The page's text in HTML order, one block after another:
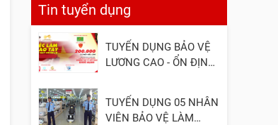
Tin tuyển dụng
TUYỂN DỤNG BẢO VỆ
LƯƠNG CAO - ỔN ĐỊNH
TUYỂN DỤNG 05 NHÂN
VIÊN BẢO VỆ LÀM